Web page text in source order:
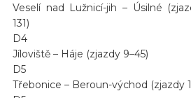
Veselí nad Lužnicí-jih – Úsilné
131)
D4
Jíloviště – Háje (zjazdy 9–45)
D5
Třebonice – Beroun-východ (zjazdy